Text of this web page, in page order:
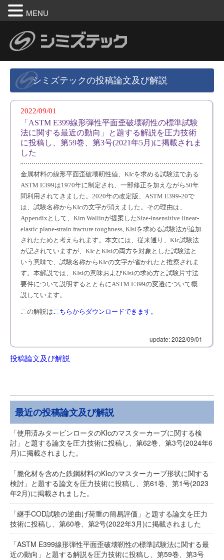
シミズテックの投稿論文及び解説
2022/09/01
「ASTM E399線形弾性平面歪破壊靭性の標準試験
法に関する最近の動向」と題する解説を圧力技術
に投稿し、第59巻、第3号(2021年5月)に掲載されま
した
金属材料の線形平面歪破壊靭性値、KIcを求める試験法である
ASTM E399は1970年に制定され、一部修正を加えながら50年
間利用されてきました。2020年の改定版、ASTM E399-20で
は、試験名称からKIcの文字が消えました。その理由は、
Appendixとして、Kim Wallinが提案したSize-insensitive linear-
elastic plane-strain fracture toughness, KIsiを求める試験法が追加
されたためと考えられます。本文には、従来通り、KIc試験法
が記されていますが、KIcとKIsiの両方を対象とした試験法と
いう意味で、試験名称からKIcの文字が省かれたと推察されま
す。本解説では、KIsiの意味およびKIsiの求め方と試験片寸法
要件について説明するとともにASTM E399の変遷について概
説しています。
この解説はこちらからダウンロードできます。
update: 2022/09/01
投稿論文及び解説
最近の投稿論文及び解説
「使用済みタービンロータのKIcのマスターカーブに関する検
討」と題する論文を圧力技術に投稿し、第62巻、第3号(2024年6
月)に掲載されました。
「脆化材を含めた鉄鋼材料のKIcのマスターカーブ形状に関する
検討」と題する論文を圧力技術に投稿し、第61巻、第1号(2023
年2月)に掲載されました。
「継手COD試験の逆曲げ荷重の簡易評価」と題する論文を圧力
技術に投稿し、第60巻、第2号(2022年3月)に掲載されました
「ASTM E399線形弾性平面歪破壊靭性の標準試験法に関する最
近の動向」と題する解説を圧力技術に投稿し、第59巻、第3号
MENU